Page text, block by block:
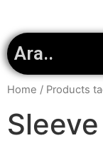
Home / Products